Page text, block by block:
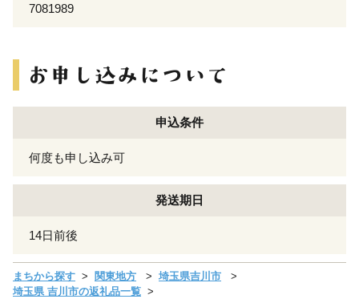
7081989
申込条件
何度も申し込み可
発送期日
14日前後
まちから探す 関東地方
埼玉県吉川市
埼玉県 吉川市の返礼品一覧